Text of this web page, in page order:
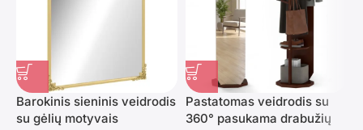
Barokinis sieninis veidrodis
su gėlių motyvais
Pastatomas veidrodis su
360° pasukama drabužių